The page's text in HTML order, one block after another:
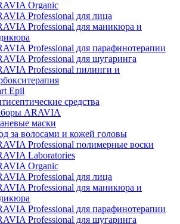
Organic
Professional для лица
Professional для маникюра и
Professional для парафинотерапии
Professional для шугаринга
Professional пилинги и
Epil
средства
ARAVIA
маски
за волосами и кожей головы
Professional полимерные воски
Laboratories
Organic
Professional для лица
Professional для маникюра и
Professional для парафинотерапии
Professional для шугаринга